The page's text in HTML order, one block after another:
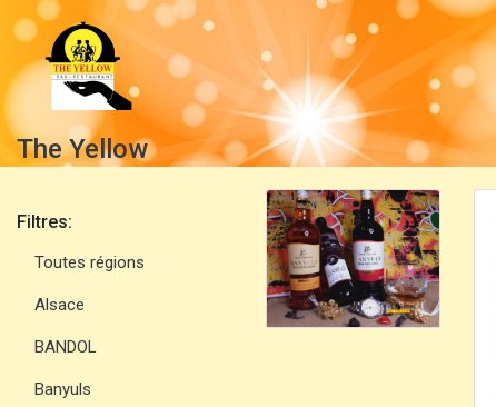
The Yellow
Filtres:
Toutes régions
Alsace
BANDOL
Banyuls